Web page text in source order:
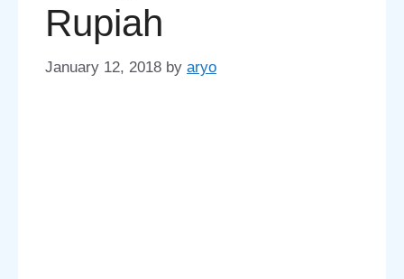
Rupiah
January 12, 2018 by aryo